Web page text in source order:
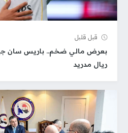
قبل قلیل
بعرض مالي ضخم.. باريس سان
ريال مدريد